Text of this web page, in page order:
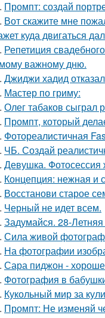
Промпт: создай
Вот скажите мне
куда двигаться
Репетиция
важному дню.
Джиджи хадид
Мастер по гриму:
Олег табаков
Промпт, который
Фотореалистичная
ЧБ. Создай
Девушка.
Концепция: нежная и
Восстанови старое
Черный не идет всем.
Задумайся. 28-
Сила живой
На фотографии
Сара пиджон -
Фотография в
Кукольный мир за
Промпт: Не изменяй